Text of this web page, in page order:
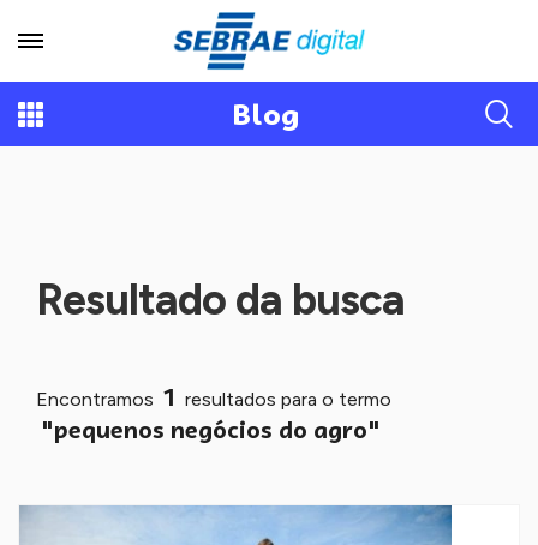
Blog
Resultado da busca
Encontramos 1 resultados para o termo
"pequenos negócios do agro"